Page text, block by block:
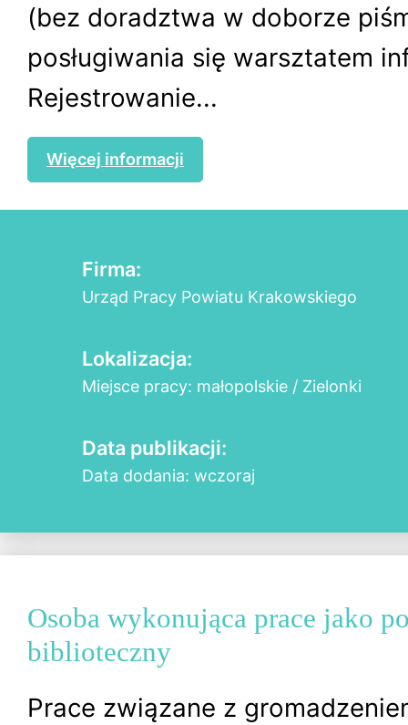
(bez doradztwa w doborze
posługiwania się warsztatem
Rejestrowanie...
Więcej informacji
Firma:
Urząd Pracy Powiatu Krakowskiego
Lokalizacja:
Miejsce pracy: małopolskie / Zielonki
Data publikacji:
Data dodania: wczoraj
Osoba wykonująca prace jako
biblioteczny
Prace związane z